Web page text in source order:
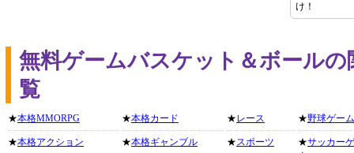
け！
無料ゲームバスケット＆ボール
覧
★本格MMORPG
★本格アクション
★本格カード
★本格ギャンブル
★レース
★スポーツ
★野球ゲーム
★サッカー